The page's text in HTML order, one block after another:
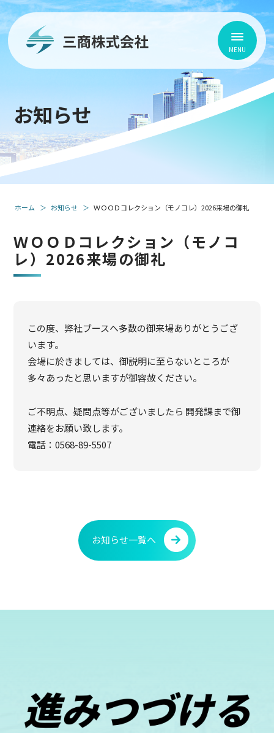
お知らせ
ホーム お知らせ ＷＯＯＤコレクション（モノコレ）2026来場の御礼
ＷＯＯＤコレクション（モノコ
レ）2026来場の御礼
この度、弊社ブースへ多数の御来場ありがとうござ
います。
会場に於きましては、御説明に至らないところが
多々あったと思いますが御容赦ください。
ご不明点、疑問点等がございましたら 開発課まで御
連絡をお願い致します。
電話：0568-89-5507
お知らせ一覧へ